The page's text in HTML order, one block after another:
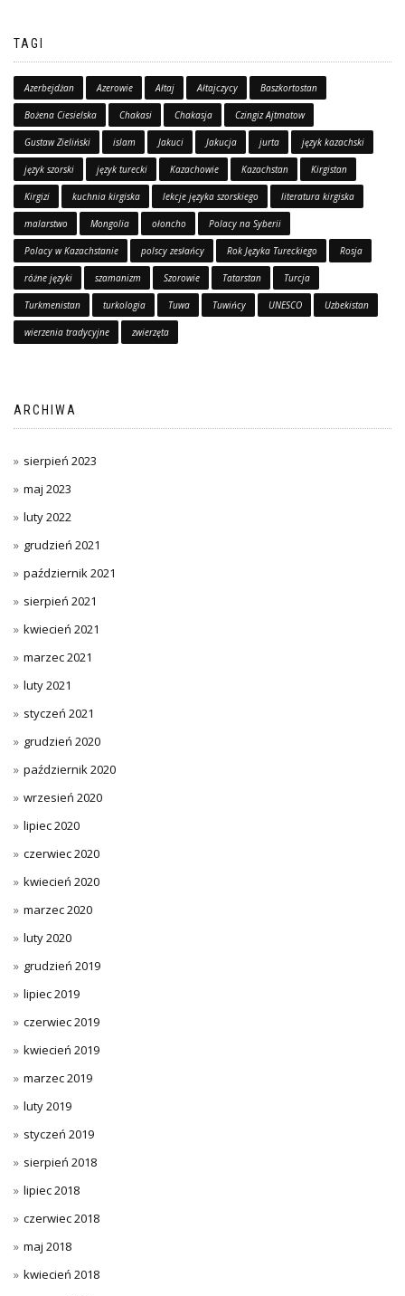
TAGI
Azerbejdżan Azerowie Ałtaj Ałtajczycy Baszkortostan
Bożena Ciesielska Chakasi Chakasja Czingiz Ajtmatow
Gustaw Zieliński islam Jakuci Jakucja jurta język kazachski
język szorski język turecki Kazachowie Kazachstan Kirgistan
Kirgizi kuchnia kirgiska lekcje języka szorskiego literatura kirgiska
malarstwo Mongolia ołoncho Polacy na Syberii
Polacy w Kazachstanie polscy zesłańcy Rok Języka Tureckiego Rosja
różne języki szamanizm Szorowie Tatarstan Turcja
Turkmenistan turkologia Tuwa Tuwińcy UNESCO Uzbekistan
wierzenia tradycyjne zwierzęta
ARCHIWA
sierpień 2023
maj 2023
luty 2022
grudzień 2021
październik 2021
sierpień 2021
kwiecień 2021
marzec 2021
luty 2021
styczeń 2021
grudzień 2020
październik 2020
wrzesień 2020
lipiec 2020
czerwiec 2020
kwiecień 2020
marzec 2020
luty 2020
grudzień 2019
lipiec 2019
czerwiec 2019
kwiecień 2019
marzec 2019
luty 2019
styczeń 2019
sierpień 2018
lipiec 2018
czerwiec 2018
maj 2018
kwiecień 2018